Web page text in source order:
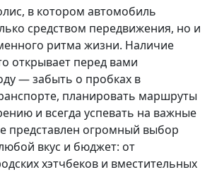
в котором автомобиль
средством передвижения, но и
ритма жизни. Наличие
открывает перед вами
— забыть о пробках в
планировать маршруты
и всегда успевать на важные
представлен огромный выбор
вкус и бюджет: от
хэтчбеков и вместительных